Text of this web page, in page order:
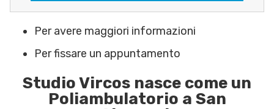
Per avere maggiori informazioni
Per fissare un appuntamento
Studio Vircos nasce come un
Poliambulatorio a San